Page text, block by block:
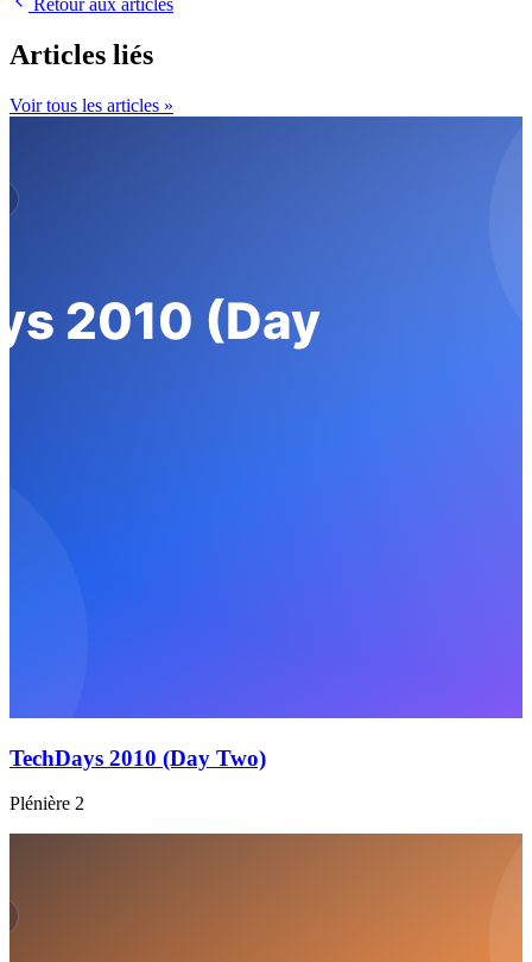
Retour aux articles
Articles liés
Voir tous les articles »
TechDays 2010 (Day Two)
Plénière 2